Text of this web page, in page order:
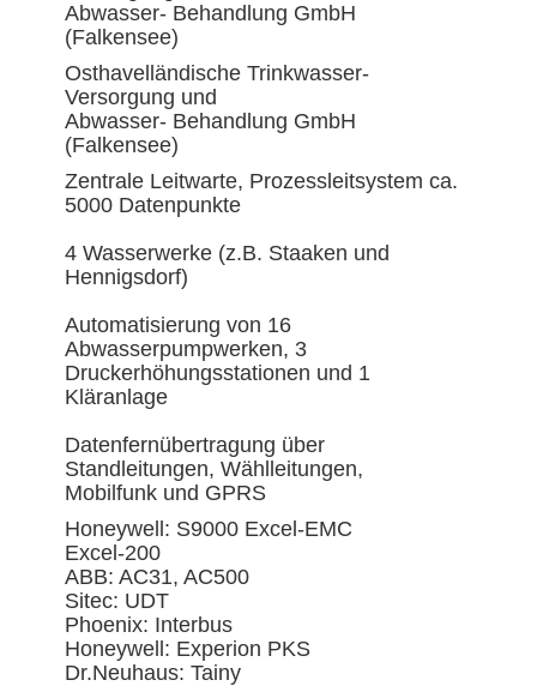
Abwasser- Behandlung GmbH
(Falkensee)
Osthavelländische Trinkwasser-
Versorgung und
Abwasser- Behandlung GmbH
(Falkensee)
Zentrale Leitwarte, Prozessleitsystem ca.
5000 Datenpunkte
4 Wasserwerke (z.B. Staaken und
Hennigsdorf)
Automatisierung von 16
Abwasserpumpwerken, 3
Druckerhöhungsstationen und 1
Kläranlage
Datenfernübertragung über
Standleitungen, Wählleitungen,
Mobilfunk und GPRS
Honeywell: S9000 Excel-EMC
Excel-200
ABB: AC31, AC500
Sitec: UDT
Phoenix: Interbus
Honeywell: Experion PKS
Dr.Neuhaus: Tainy